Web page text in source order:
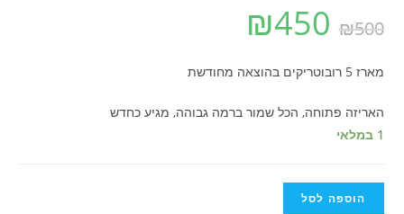
₪500
₪450
מארז 5 רובוטריקים בהוצאה מחודשת
האריזה פתוחה, הכל שמור ברמה גבוהה, מגיע כחדש
1 במלאי
הוספה לסל